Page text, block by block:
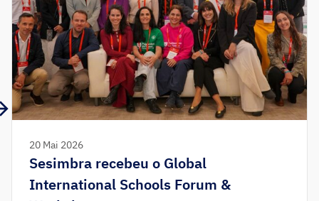
20 Mai 2026
Sesimbra recebeu o Global
International Schools Forum &